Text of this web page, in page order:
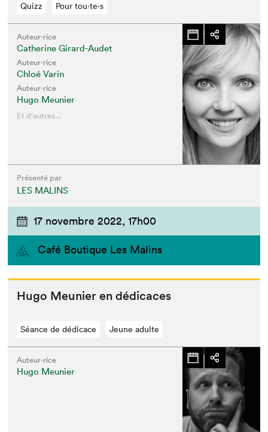
Quizz Pour tou⋅te⋅s
Auteur·rice
Catherine Girard-Audet
Auteur·rice
Chloé Varin
Auteur·rice
Hugo Meunier
Et d'autres...
Présenté par
LES MALINS
17 novembre 2022, 17h00
Café Boutique Les Malins
Hugo Meu­nier en dédicaces
Séance de dédicace Jeune adulte
Auteur·rice
Hugo Meunier